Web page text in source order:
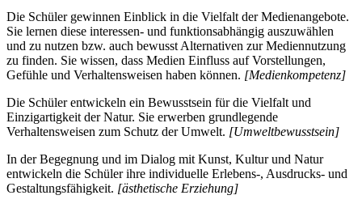
Die Schüler gewinnen Einblick in die Vielfalt der Medienangebote.
Sie lernen diese interessen- und funktionsabhängig auszuwählen
und zu nutzen bzw. auch bewusst Alternativen zur Mediennutzung
zu finden. Sie wissen, dass Medien Einfluss auf Vorstellungen,
Gefühle und Verhaltensweisen haben können. [Medienkompetenz]
Die Schüler entwickeln ein Bewusstsein für die Vielfalt und
Einzigartigkeit der Natur. Sie erwerben grundlegende
Verhaltensweisen zum Schutz der Umwelt. [Umweltbewusstsein]
In der Begegnung und im Dialog mit Kunst, Kultur und Natur
entwickeln die Schüler ihre individuelle Erlebens-, Ausdrucks- und
Gestaltungsfähigkeit. [ästhetische Erziehung]